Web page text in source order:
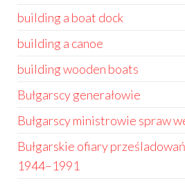
building a boat dock
building a canoe
building wooden boats
Bułgarscy generałowie
Bułgarscy ministrowie spraw
Bułgarskie ofiary
1944–1991